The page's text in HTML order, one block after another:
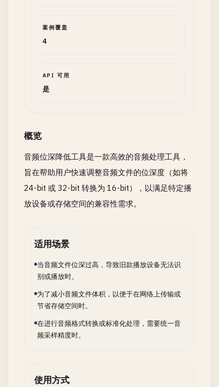
案例覆盖
4
API 可用
是
概览
音频位深降低工具是一款高效的音频处理工具，
旨在帮助用户快速调整音频文件的位深度（如将
24-bit 或 32-bit 转换为 16-bit），以满足特定播
放设备或存储空间的兼容性需求。
适用场景
当音频文件位深过高，导致旧款播放设备无法识
别或播放时。
为了减小音频文件体积，以便于在网络上传输或
节省存储空间时。
在进行音频格式转换或标准化处理，需要统一音
频采样精度时。
使用方式